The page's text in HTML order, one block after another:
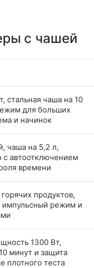
с чашей
стальная чаша на 10
для больших
и начинок
чаша на 5,2 л,
с автоотключением
времени
продуктов,
импульсный режим и
1300 Вт,
минут и защита
плотного теста